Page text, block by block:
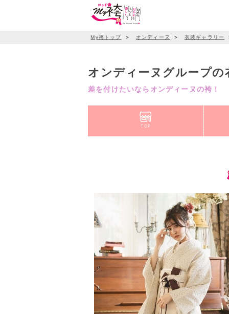
My袴トップ ＞ オンディーヌ ＞ 衣装ギャラリー
オンディーヌグループの
差を付けたいならオンディーヌの袴！
TOP